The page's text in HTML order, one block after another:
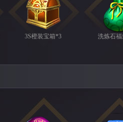
3S橙装宝箱*3 洗炼石